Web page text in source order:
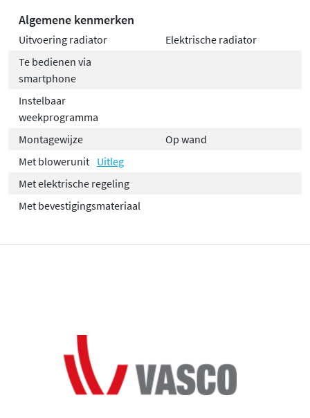
Algemene kenmerken
Uitvoering radiator
Elektrische radiator
Te bedienen via
smartphone
Instelbaar
weekprogramma
Montagewijze
Op wand
Met blowerunit Uitleg
Met elektrische regeling
Met bevestigingsmateriaal